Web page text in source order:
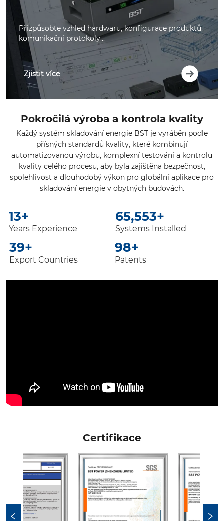
Přizpůsobte vzhled hardwaru, konfigurace produktů,
komunikační protokoly...
Zjistit více
Pokročilá výroba a kontrola kvality
Každý systém skladování energie BST je vyráběn podle
přísných standardů kvality, které kombinují
automatizovanou výrobu, komplexní testování a kontrolu
kvality celého procesu, aby byla zajištěna bezpečnost,
spolehlivost a dlouhodobý výkon pro globální aplikace pro
skladování energie v obytných budovách.
20+
Years Experience
100,000
Systems Installed
60+
Export Countries
150+
Patents
Certifikace